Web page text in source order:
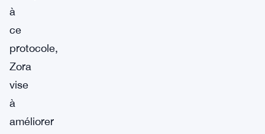
à
ce
protocole,
Zora
vise
à
améliorer